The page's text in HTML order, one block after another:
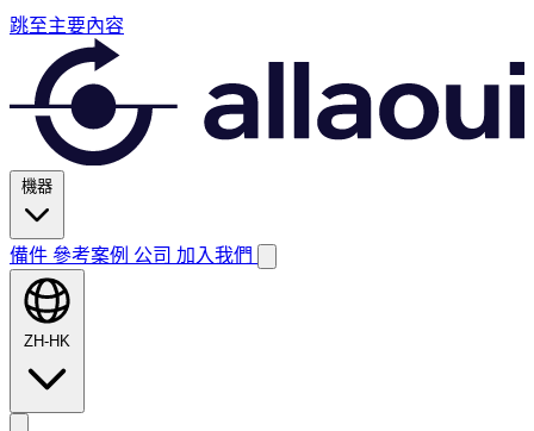
跳至主要內容
機器
備件 參考案例 公司 加入我們
ZH-HK